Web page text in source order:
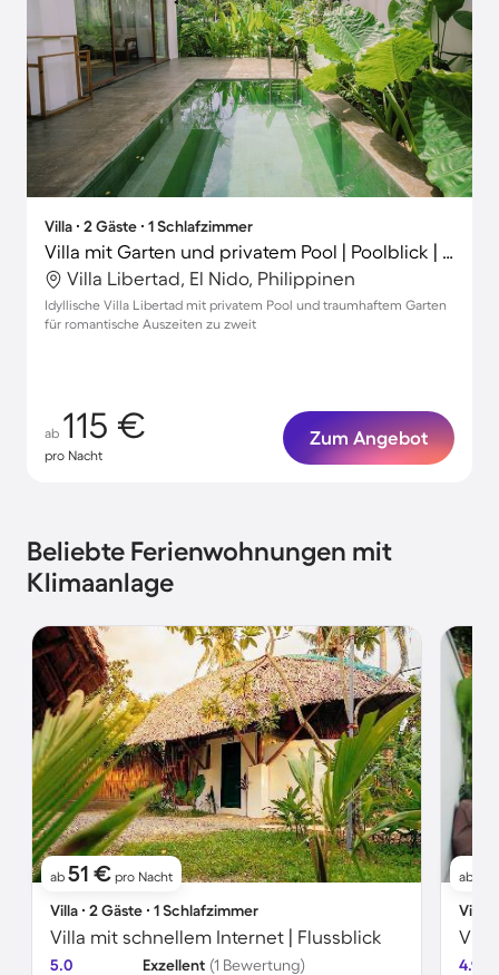
Villa ∙ 2 Gäste ∙ 1 Schlafzimmer
Villa mit Garten und privatem Pool | Poolblick | Ideal für Homeoffice
Villa Libertad, El Nido, Philippinen
Idyllische Villa Libertad mit privatem Pool und traumhaftem Garten
für romantische Auszeiten zu zweit
ab 115 €
pro Nacht
Zum Angebot
Beliebte Ferienwohnungen mit
Klimaanlage
ab 51 € pro Nacht
Villa ∙ 2 Gäste ∙ 1 Schlafzimmer
Villa mit schnellem Internet | Flussblick
5.0 Exzellent (1 Bewertung)
ab
Villa
4.9